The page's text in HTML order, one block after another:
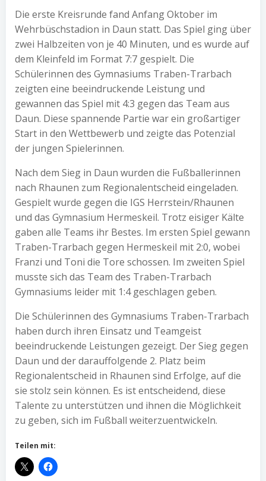
Die erste Kreisrunde fand Anfang Oktober im
Wehrbüschstadion in Daun statt. Das Spiel ging über
zwei Halbzeiten von je 40 Minuten, und es wurde auf
dem Kleinfeld im Format 7:7 gespielt. Die
Schülerinnen des Gymnasiums Traben-Trarbach
zeigten eine beeindruckende Leistung und
gewannen das Spiel mit 4:3 gegen das Team aus
Daun. Diese spannende Partie war ein großartiger
Start in den Wettbewerb und zeigte das Potenzial
der jungen Spielerinnen.
Nach dem Sieg in Daun wurden die Fußballerinnen
nach Rhaunen zum Regionalentscheid eingeladen.
Gespielt wurde gegen die IGS Herrstein/Rhaunen
und das Gymnasium Hermeskeil. Trotz eisiger Kälte
gaben alle Teams ihr Bestes. Im ersten Spiel gewann
Traben-Trarbach gegen Hermeskeil mit 2:0, wobei
Franzi und Toni die Tore schossen. Im zweiten Spiel
musste sich das Team des Traben-Trarbach
Gymnasiums leider mit 1:4 geschlagen geben.
Die Schülerinnen des Gymnasiums Traben-Trarbach
haben durch ihren Einsatz und Teamgeist
beeindruckende Leistungen gezeigt. Der Sieg gegen
Daun und der darauffolgende 2. Platz beim
Regionalentscheid in Rhaunen sind Erfolge, auf die
sie stolz sein können. Es ist entscheidend, diese
Talente zu unterstützen und ihnen die Möglichkeit
zu geben, sich im Fußball weiterzuentwickeln.
Teilen mit: